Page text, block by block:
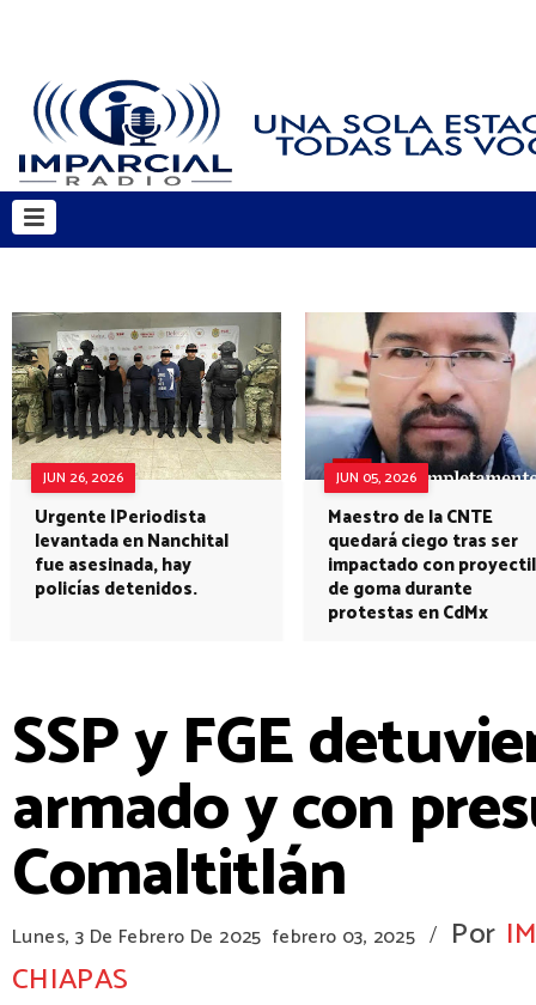
JUN 26, 2026
Urgente |Periodista
levantada en Nanchital
fue asesinada, hay
policías detenidos.
JUN 05, 2026
Maestro de la CNTE
quedará ciego tras ser
impactado con proyectil
de goma durante
protestas en CdMx
SSP y FGE
armado y con
Comaltitlán
Lunes, 3 De Febrero De 2025 febrero 03, 2025 / Por
CHIAPAS